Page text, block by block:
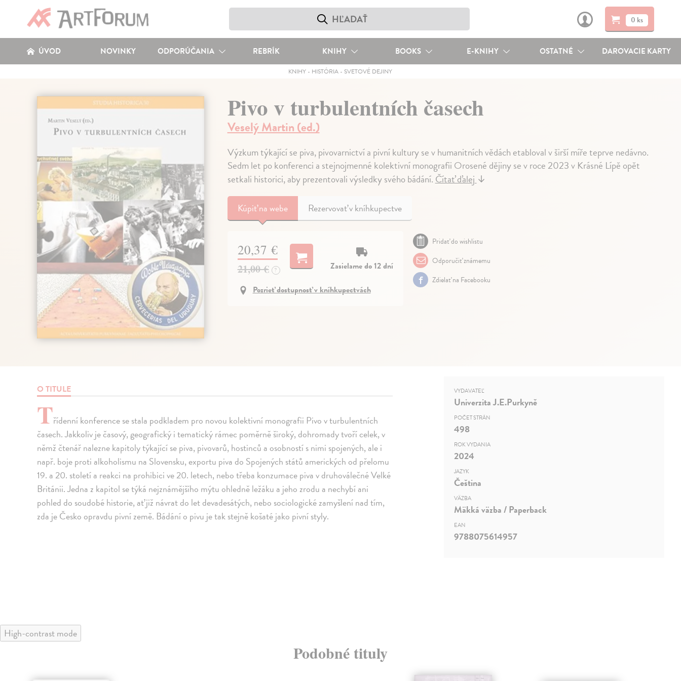
0 ks
ÚVOD NOVINKY ODPORÚČANIA REBRÍK KNIHY BOOKS E-KNIHY OSTATNÉ DAROVACIE KARTY
KNIHY - HISTÓRIA - SVETOVÉ DEJINY
Pivo v turbulentních časech
Veselý Martin (ed.)
Výzkum týkající se piva, pivovarnictví a pivní kultury se v humanitních vědách etabloval v širší míře teprve nedávno.
Sedm let po konferenci a stejnojmenné kolektivní monografii Orosené dějiny se v roce 2023 v Krásné Lípě opět
setkali historici, aby prezentovali výsledky svého bádání.Čítať ďalej↓
Kúpiťna webe Rezervovať v kníhkupectve
20,37 €
21,00 € ?
Zasielame do 12 dní
Pozrieť dostupnosť v kníhkupectvách
Pridať do wishlistu
Odporučiť známemu
Zdielať na Facebooku
O TITULE
Třídenní konference se stala podkladem pro novou kolektivní monografii Pivo v turbulentních
časech. Jakkoliv je časový, geografický i tematický rámec poměrně široký, dohromady tvoří celek, v
němž čtenář nalezne kapitoly týkající se piva, pivovarů, hostinců a osobností s nimi spojených, ale i
např. boje proti alkoholismu na Slovensku, exportu piva do Spojených států amerických od přelomu
19. a 20. století a reakci na prohibici ve 20. letech, nebo třeba konzumace piva v druhoválečné Velké
Británii. Jedna z kapitol se týká nejznámějšího mýtu ohledně ležáku a jeho zrodu a nechybí ani
pohled do soudobé historie, ať již návrat do let devadesátých, nebo sociologické zamyšlení nad tím,
zda je Česko opravdu pivní země. Bádání o pivu je tak stejně košaté jako pivní styly.
VYDAVATEĽ
Univerzita J.E.Purkyně
POČET STRÁN
498
ROK VYDANIA
2024
JAZYK
Čeština
VÄZBA
Mäkká väzba / Paperback
EAN
9788075614957
High-contrast mode
Podobné tituly